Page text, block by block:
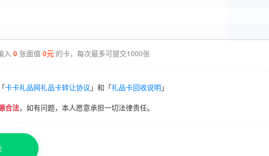
入 0张面值 0元的卡，每次最多可提交1000张
卡卡礼品网礼品卡转让协议 」和「礼品卡回收说明 」
合法，如有问题，本人愿意承担一切法律责任。